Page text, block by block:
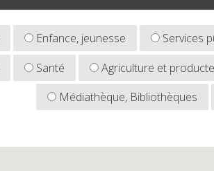
Enfance, jeunesse Services
Santé Agriculture et
Médiathèque, Bibliothèques